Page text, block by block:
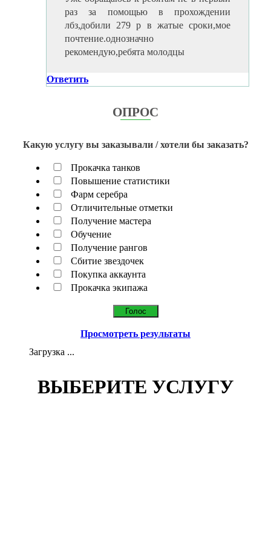
раз за помощью в прохождении
лбз,добили 279 р в жатые сроки,мое
почтение.однозначно
рекомендую,ребята молодцы
Ответить
ОПРОС
Какую услугу вы заказывали / хотели бы заказать?
Прокачка танков
Повышение статистики
Фарм серебра
Отличительные отметки
Получение мастера
Обучение
Получение рангов
Сбитие звездочек
Покупка аккаунта
Прокачка экипажа
Просмотреть результаты
Загрузка ...
ВЫБЕРИТЕ УСЛУГУ